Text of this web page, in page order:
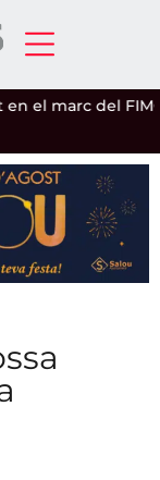
marc del FIMC|